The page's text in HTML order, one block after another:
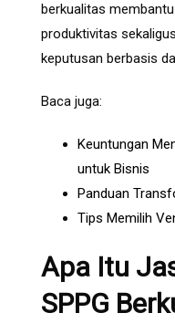
berkualitas
produktivitas
keputusan berbasis
Baca juga:
Keuntungan
untuk Bisnis
Panduan
Tips Memilih
Apa Itu
SPPG